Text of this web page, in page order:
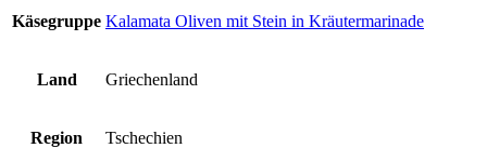
Käsegruppe Kalamata Oliven mit Stein in Kräutermarinade
Land Griechenland
Region Tschechien